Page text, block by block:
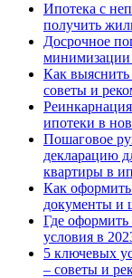
Ипотека с
получить
Досрочное
минимизации
Как выяснить
советы и
ипотеки в
Пошаговое
декларацию
квартиры в
Как
документы и
Где
условия в
5 ключевых
– советы и